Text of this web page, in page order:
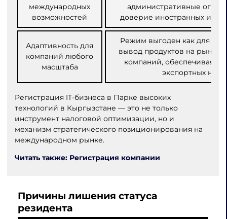
международных
возможностей
административные
доверие иностранных
Адаптивность для
компаний любого
масштаба
Режим выгоден как для
вывод продуктов на рынок,
компаний, обеспечивая
экспортных
Регистрация IT-бизнеса в Парке высоких
технологий в Кыргызстане — это не только
инструмент налоговой оптимизации, но и
механизм стратегического позиционирования на
международном рынке.
Читать также: Регистрация компании
Причины лишения статуса
резидента